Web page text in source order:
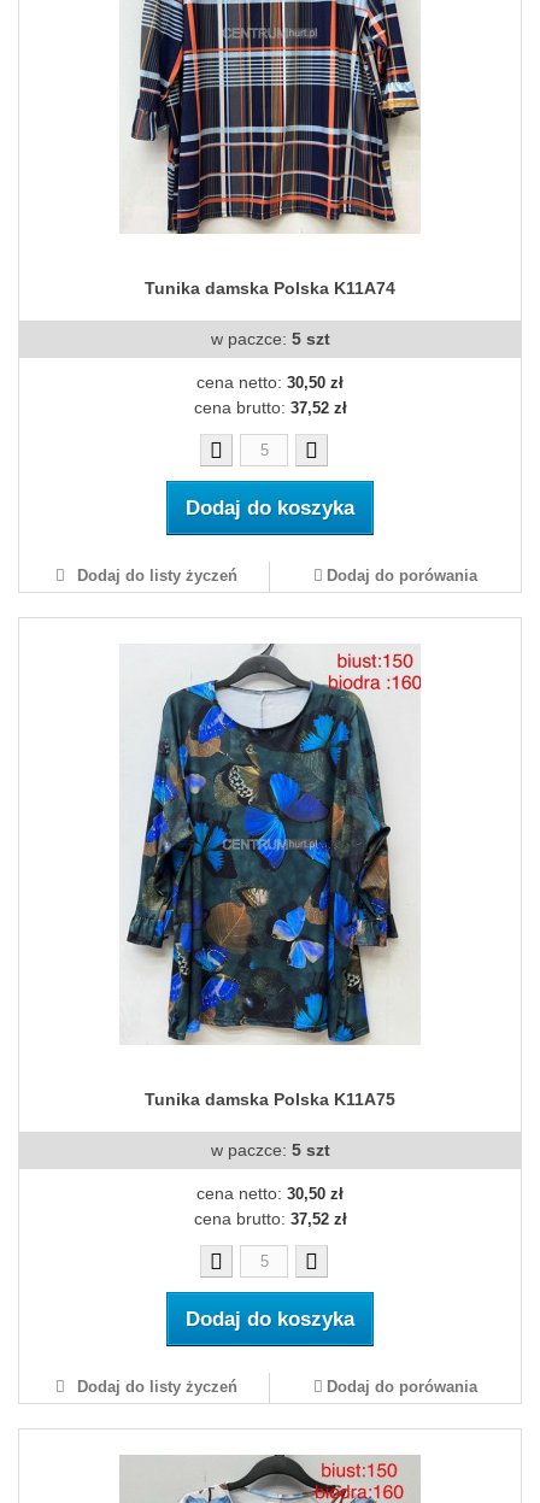
Tunika damska Polska K11A74
w paczce: 5 szt
cena netto: 30,50 zł
cena brutto: 37,52 zł
Dodaj do koszyka
Dodaj do listy życzeń Dodaj do porówania
Tunika damska Polska K11A75
w paczce: 5 szt
cena netto: 30,50 zł
cena brutto: 37,52 zł
Dodaj do koszyka
Dodaj do listy życzeń Dodaj do porówania